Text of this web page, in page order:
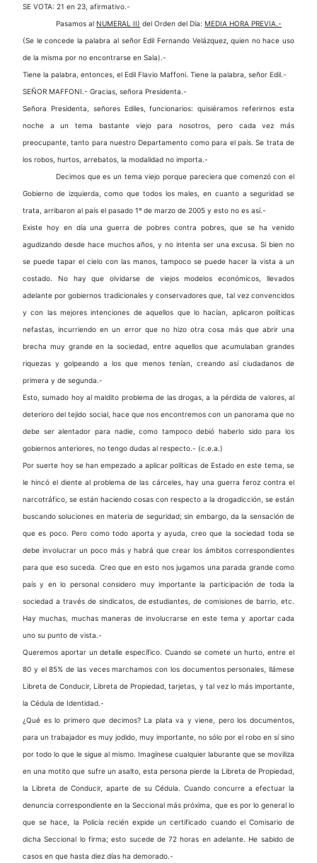
SE VOTA: 21 en 23, afirmativo.-
Pasamos alNUMERAL II) del Orden del Día:MEDIA HORA PREVIA.-
(Se le concede la palabra al señor Edil Fernando Velázquez, quien no hace uso
de la misma por no encontrarse en Sala).-
Tiene la palabra, entonces, el Edil Flavio Maffoni. Tiene la palabra, señor Edil.-
SEÑOR MAFFONI.- Gracias, señora Presidenta.-
Señora Presidenta, señores Ediles, funcionarios: quisiéramos referirnos esta
noche a un tema bastante viejo para nosotros, pero cada vez más
preocupante, tanto para nuestro Departamento como para el país. Se trata de
los robos, hurtos, arrebatos, la modalidad no importa.-
Decimos que es un tema viejo porque pareciera que comenzó con el
Gobierno de izquierda, como que todos los males, en cuanto a seguridad se
trata, arribaron al país el pasado 1º de marzo de 2005 y esto no es así.-
Existe hoy en día una guerra de pobres contra pobres, que se ha venido
agudizando desde hace muchos años, y no intenta ser una excusa. Si bien no
se puede tapar el cielo con las manos, tampoco se puede hacer la vista a un
costado. No hay que olvidarse de viejos modelos económicos, llevados
adelante por gobiernos tradicionales y conservadores que, tal vez convencidos
y con las mejores intenciones de aquellos que lo hacían, aplicaron políticas
nefastas, incurriendo en un error que no hizo otra cosa más que abrir una
brecha muy grande en la sociedad, entre aquellos que acumulaban grandes
riquezas y golpeando a los que menos tenían, creando así ciudadanos de
primera y de segunda.-
Esto, sumado hoy al maldito problema de las drogas, a la pérdida de valores, al
deterioro del tejido social, hace que nos encontremos con un panorama que no
debe ser alentador para nadie, como tampoco debió haberlo sido para los
gobiernos anteriores, no tengo dudas al respecto.- (c.e.a.)
Por suerte hoy se han empezado a aplicar políticas de Estado en este tema, se
le hincó el diente al problema de las cárceles, hay una guerra feroz contra el
narcotráfico, se están haciendo cosas con respecto a la drogadicción, se están
buscando soluciones en materia de seguridad; sin embargo, da la sensación de
que es poco. Pero como todo aporta y ayuda, creo que la sociedad toda se
debe involucrar un poco más y habrá que crear los ámbitos correspondientes
para que eso suceda. Creo que en esto nos jugamos una parada grande como
país y en lo personal considero muy importante la participación de toda la
sociedad a través de sindicatos, de estudiantes, de comisiones de barrio, etc.
Hay muchas, muchas maneras de involucrarse en este tema y aportar cada
uno su punto de vista.-
Queremos aportar un detalle específico. Cuando se comete un hurto, entre el
80 y el 85% de las veces marchamos con los documentos personales, llámese
Libreta de Conducir, Libreta de Propiedad, tarjetas, y tal vez lo más importante,
la Cédula de Identidad.-
¿Qué es lo primero que decimos? La plata va y viene, pero los documentos,
para un trabajador es muy jodido, muy importante, no sólo por el robo en sí sino
por todo lo que le sigue al mismo. Imagínese cualquier laburante que se moviliza
en una motito que sufre un asalto, esta persona pierde la Libreta de Propiedad,
la Libreta de Conducir, aparte de su Cédula. Cuando concurre a efectuar la
denuncia correspondiente en la Seccional más próxima, que es por lo general lo
que se hace, la Policía recién expide un certificado cuando el Comisario de
dicha Seccional lo firma; esto sucede de 72 horas en adelante. He sabido de
casos en que hasta diez días ha demorado.-